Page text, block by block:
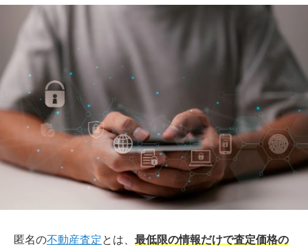
匿名の不動産査定とは、 最低限の情報だけで査定価格の